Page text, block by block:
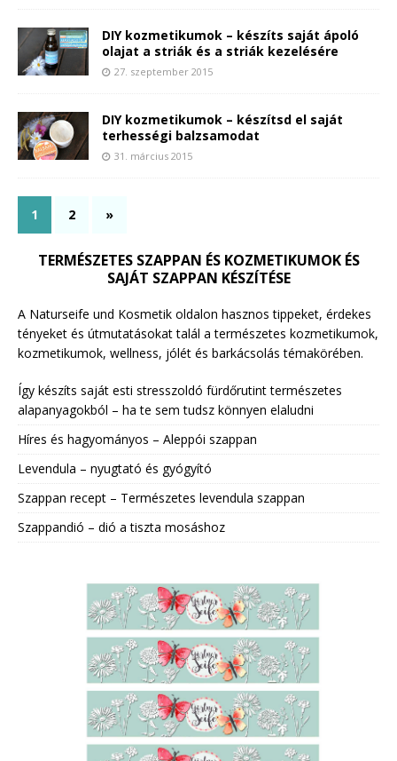
DIY kozmetikumok – készíts saját ápoló
olajat a striák és a striák kezelésére
27. szeptember 2015
DIY kozmetikumok – készítsd el saját
terhességi balzsamodat
31. március 2015
1 2 »
TERMÉSZETES SZAPPAN ÉS KOZMETIKUMOK ÉS
SAJÁT SZAPPAN KÉSZÍTÉSE
A Naturseife und Kosmetik oldalon hasznos tippeket, érdekes
tényeket és útmutatásokat talál a természetes kozmetikumok,
kozmetikumok, wellness, jólét és barkácsolás témakörében.
Így készíts saját esti stresszoldó fürdőrutint természetes
alapanyagokból – ha te sem tudsz könnyen elaludni
Híres és hagyományos – Aleppói szappan
Levendula – nyugtató és gyógyító
Szappan recept – Természetes levendula szappan
Szappandió – dió a tiszta mosáshoz